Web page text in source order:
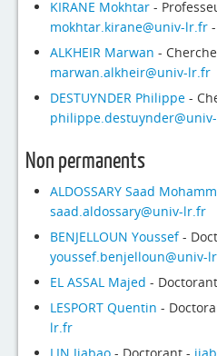
KIRANE Mokhtar -
mokhtar.kirane@univ-lr.fr
ALKHEIR Marwan -
marwan.alkheir@univ-lr.fr
DESTUYNDER Philippe -
Non permanents
ALDOSSARY Saad
saad.aldossary@univ-lr.fr
BENJELLOUN Youssef-
youssef.benjelloun@univ-
EL ASSAL Majed -
LESPORT Quentin -
lr.fr
LIN Jiabao - Doctorant -